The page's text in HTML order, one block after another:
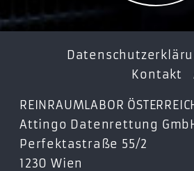
CP2254
CP2044/PK
CP2084
CP2088
CP2124
CP3000
Kontakt
REINRAUMLABOR
Attingo Datenrettung
Perfektastraße 55/2
1230 Wien